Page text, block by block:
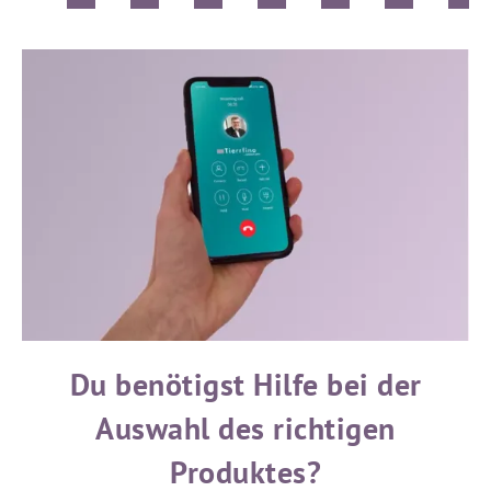
Du benötigst Hilfe bei der
Auswahl des richtigen
Produktes?